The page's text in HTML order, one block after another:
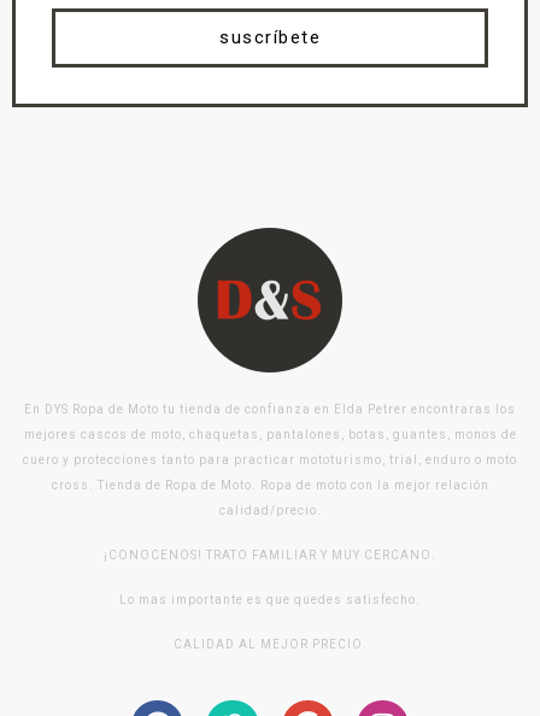
suscríbete
En DYS Ropa de Moto tu tienda de confianza en Elda Petrer encontraras los
mejores cascos de moto, chaquetas, pantalones, botas, guantes, monos de
cuero y protecciones tanto para practicar mototurismo, trial, enduro o moto
cross. Tienda de Ropa de Moto. Ropa de moto con la mejor relación
calidad/precio.
¡CONOCENOS! TRATO FAMILIAR Y MUY CERCANO.
Lo mas importante es que quedes satisfecho.
CALIDAD AL MEJOR PRECIO.